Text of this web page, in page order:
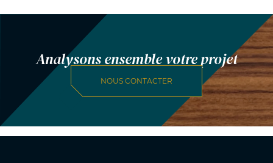
Analysons ensemble votre projet
NOUS CONTACTER